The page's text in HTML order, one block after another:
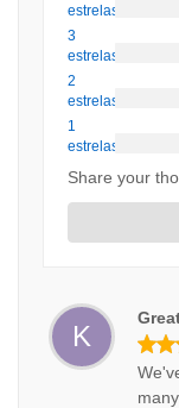
estrelas
3
estrelas
2
estrelas
1
estrelas
Share your
K